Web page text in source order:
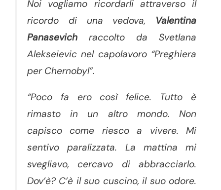
Noi vogliamo ricordarli attraverso il
ricordo di una vedova, Valentina
Panasevich raccolto da Svetlana
Alekseievic nel capolavoro “Preghiera
per Chernobyl”.
“Poco fa ero così felice. Tutto è
rimasto in un altro mondo. Non
capisco come riesco a vivere. Mi
sentivo paralizzata. La mattina mi
svegliavo, cercavo di abbracciarlo.
Dov’è? C’è il suo cuscino, il suo odore.